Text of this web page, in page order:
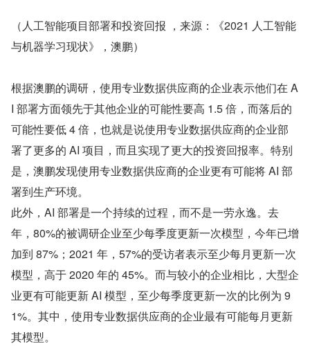
（人工智能项目部署和投资回报 ，来源：《2021 人工智能
与机器学习现状》，澳鹏）
根据澳鹏的调研，使用专业数据供应商的企业表示他们在 A
I 部署方面领先于其他企业的可能性要高 1.5 倍，而落后的
可能性要低 4 倍，也就是说使用专业数据供应商的企业部
署了更多的 AI 项目，而且实现了更大的投资回报率。特别
是，澳鹏发现使用专业数据供应商的企业更有可能将 AI 部
署到生产环境。
此外，AI 部署是一个持续的过程，而不是一劳永逸。去
年，80%的被调研企业至少每季度更新一次模型，今年已增
加到 87%；2021 年，57%的受访者表示至少每月更新一次
模型，高于 2020 年的 45%。而与较小的企业相比，大型企
业更有可能更新 AI 模型，至少每季度更新一次的比例为 9
1%。其中，使用专业数据供应商的企业最有可能每月更新
其模型。